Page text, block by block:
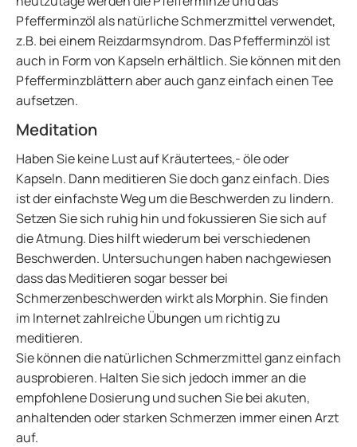
Pfefferminzöl als natürliche Schmerzmittel verwendet,
z.B. bei einem Reizdarmsyndrom. Das Pfefferminzöl ist
auch in Form von Kapseln erhältlich. Sie können mit den
Pfefferminzblättern aber auch ganz einfach einen Tee
aufsetzen.
Meditation
Haben Sie keine Lust auf Kräutertees,- öle oder
Kapseln. Dann meditieren Sie doch ganz einfach. Dies
ist der einfachste Weg um die Beschwerden zu lindern.
Setzen Sie sich ruhig hin und fokussieren Sie sich auf
die Atmung. Dies hilft wiederum bei verschiedenen
Beschwerden. Untersuchungen haben nachgewiesen
dass das Meditieren sogar besser bei
Schmerzenbeschwerden wirkt als Morphin. Sie finden
im Internet zahlreiche Übungen um richtig zu
meditieren.
Sie können die natürlichen Schmerzmittel ganz einfach
ausprobieren. Halten Sie sich jedoch immer an die
empfohlene Dosierung und suchen Sie bei akuten,
anhaltenden oder starken Schmerzen immer einen Arzt
auf.